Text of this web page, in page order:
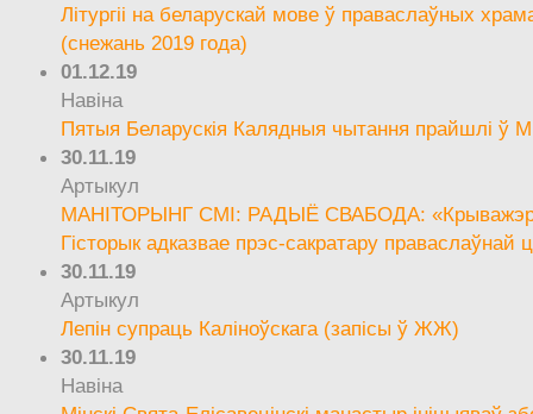
Літургіі на беларускай мове ў праваслаўных
(снежань 2019 года)
01.12.19
Навіна
Пятыя Беларускія Калядныя чытання прайшлі ў
30.11.19
Артыкул
МАНІТОРЫНГ СМІ: РАДЫЁ СВАБОДА:
Гісторык адказвае прэс-сакратару праваслаўнай
30.11.19
Артыкул
Лепін супраць Каліноўскага (запісы ў ЖЖ)
30.11.19
Навіна